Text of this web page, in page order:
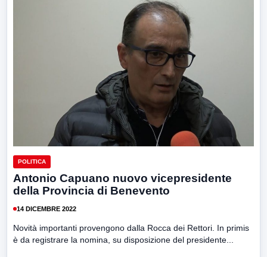
POLITICA
Antonio Capuano nuovo vicepresidente
della Provincia di Benevento
14 DICEMBRE 2022
Novità importanti provengono dalla Rocca dei Rettori. In primis
è da registrare la nomina, su disposizione del presidente...